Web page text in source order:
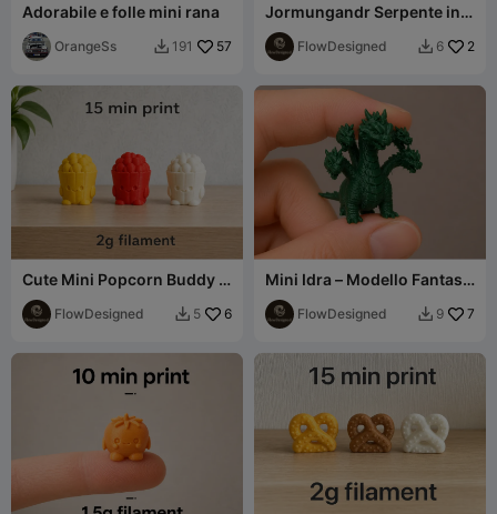
Adorabile e folle mini rana
OrangeSs  191 57
Jormungandr Serpente in
Miniatura - Collezione di
Bestie Mitologiche
FlowDesigned  6 2
Cute Mini Popcorn Buddy |
Fast Support-Free 3D Print
FlowDesigned  5 6
Mini Idra – Modello Fantasy
Ultra Dettagliato
FlowDesigned  9 7